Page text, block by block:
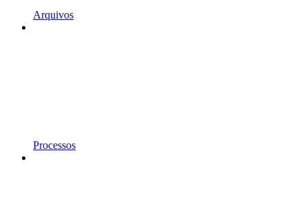
Arquivos
Processos